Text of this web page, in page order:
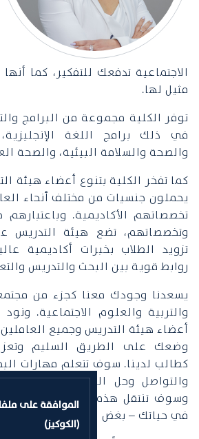
الموافقة على
(الكوكيز)
الاجتماعية تدفعك للتفكير، كما
مثيل لها.
توفر الكلية مجموعة من البرامج
في ذلك برامج اللغة الإنجليزية،
والصحة والسلامة البيئية، والصحة
كما تفخر الكلية بتنوع أعضاء هيئة
يحملون جنسيات من مختلف أنحاء
تخصصاتهم الأكاديمية.
وتخصصاتهم، تضع هيئة التدريس
تزويد الطلاب بخبرات أكاديمية
روابط قوية بين البحث والتدريس
يسعدنا وجودك معنا كجزء من
والتربية والعلوم الاجتماعية.
أعضاء هيئة التدريس وجميع
وضعك على الطريق السليم
كطالب لدينا. سوف تتعلم مهارات
والتواصل وحل المشكلات وبناء
وسوف تنتقل هذه المهارات
في حياتك – بغض النظر عن تخصصك